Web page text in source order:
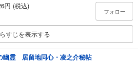
円 (税込)
フォロー
すじを表示する
幽霊 居留地同心・凌之介秘帖